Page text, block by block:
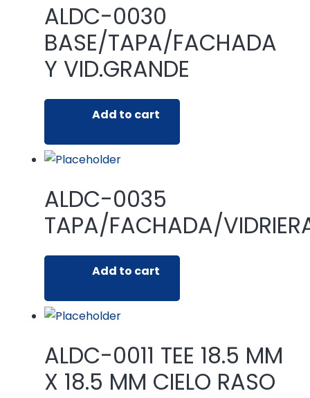
ALDC-0030
BASE/TAPA/FACHADA
Y VID.GRANDE
Add to cart
ALDC-0035
TAPA/FACHADA/
Add to cart
ALDC-0011 TEE 18.5 MM
X 18.5 MM CIELO RASO